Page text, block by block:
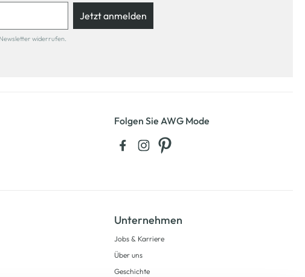
Jetzt anmelden
Newsletter widerrufen.
Folgen Sie AWG Mode
Unternehmen
Jobs & Karriere
Über uns
Geschichte